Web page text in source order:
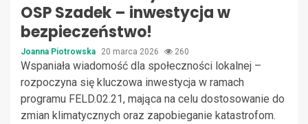
OSP Szadek – inwestycja w
bezpieczeństwo!
Joanna Piotrowska 20 marca 2026 260
Wspaniała wiadomość dla społeczności lokalnej –
rozpoczyna się kluczowa inwestycja w ramach
programu FELD.02.21, mająca na celu dostosowanie do
zmian klimatycznych oraz zapobieganie katastrofom.